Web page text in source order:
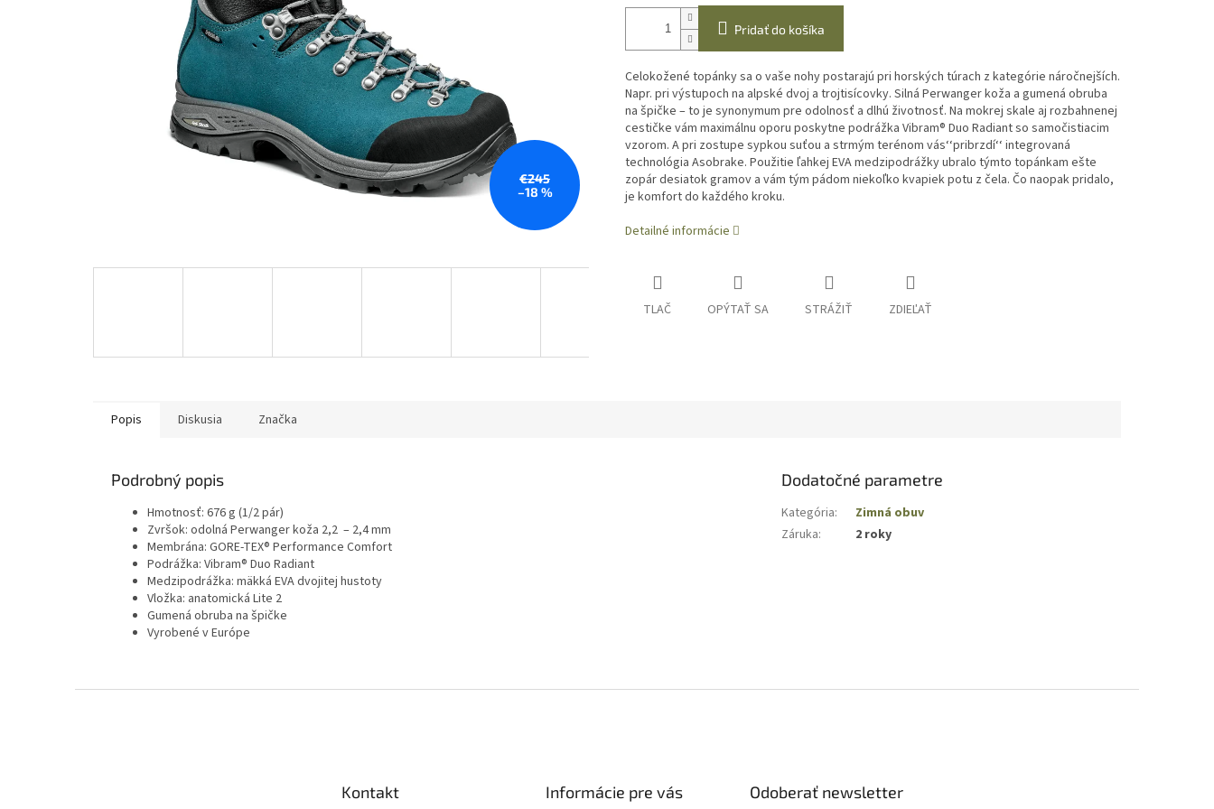
€245
–18 %
Pridať do košíka
Celokožené topánky sa o vaše nohy postarajú pri horských túrach z kategórie náročnejších.
Napr. pri výstupoch na alpské dvoj a trojtisícovky. Silná Perwanger koža a gumená obruba
na špičke – to je synonymum pre odolnosť a dlhú životnosť. Na mokrej skale aj rozbahnenej
cestičke vám maximálnu oporu poskytne podrážka Vibram® Duo Radiant so samočistiacim
vzorom. A pri zostupe sypkou suťou a strmým terénom vás‘‘pribrzdí‘‘ integrovaná
technológia Asobrake. Použitie ľahkej EVA medzipodrážky ubralo týmto topánkam ešte
zopár desiatok gramov a vám tým pádom niekoľko kvapiek potu z čela. Čo naopak pridalo,
je komfort do každého kroku.
Detailné informácie
TLAČ OPÝTAŤ SA STRÁŽIŤ ZDIEĽAŤ
Popis Diskusia Značka
Podrobný popis
Hmotnosť: 676 g (1/2 pár)
Zvršok: odolná Perwanger koža 2,2 – 2,4 mm
Membrána: GORE-TEX® Performance Comfort
Podrážka: Vibram® Duo Radiant
Medzipodrážka: mäkká EVAdvojitej hustoty
Vložka: anatomická Lite 2
Gumená obruba na špičke
Vyrobené v Európe
Dodatočné parametre
Kategória:
Zimná obuv
Záruka: 2 roky
Kontakt Informácie pre vás Odoberať newsletter